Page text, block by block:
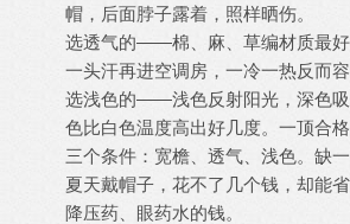
帽，后面脖子露着，照样晒伤。
选透气的——棉、麻、草编材质最好
一头汗再进空调房，一冷一热反而容
选浅色的——浅色反射阳光，深色
色比白色温度高出好几度。一顶合
三个条件：宽檐、透气、浅色。缺
夏天戴帽子，花不了几个钱，却能
降压药、眼药水的钱。